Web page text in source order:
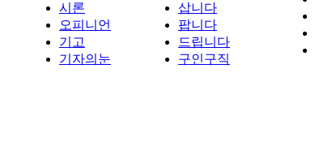
시론
오피니언
기고
기자의눈
삽니다
팝니다
드립니다
구인구직